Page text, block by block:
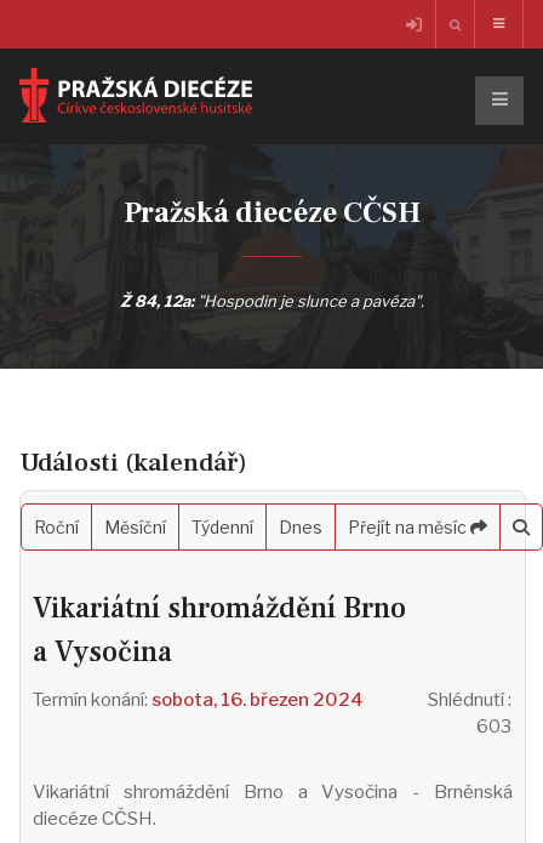
Pražská diecéze CČSH
Ž 84, 12a:"Hospodin je slunce a pavéza".
Události (kalendář)
Roční Měsíční Týdenní Dnes Přejít na měsíc
Vikariátní shromáždění Brno
a Vysočina
sobota, 16. březen 2024 Shlédnutí:
603
Vikariátní shromáždění Brno a Vysočina - Brněnská
diecéze CČSH.